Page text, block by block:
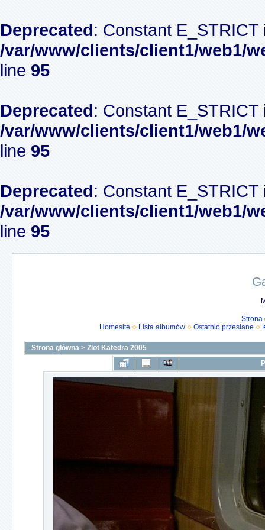
Deprecated: Constant
/var/www/clients/client1/web1/
line 95
Deprecated: Constant
/var/www/clients/client1/web1/
line 95
Deprecated: Constant
/var/www/clients/client1/web1/
line 95
Strona
Homesite
Lista albumów Ostatnio przesłane
Strona główna > Zlot Katedra 2005